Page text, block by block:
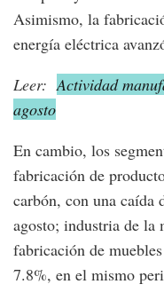
Asimismo, la
energía eléctrica
Leer: Actividad
agosto
En cambio, los
fabricación de
carbón, con una caída
agosto; industria de la
fabricación de
7.8%, en el mismo